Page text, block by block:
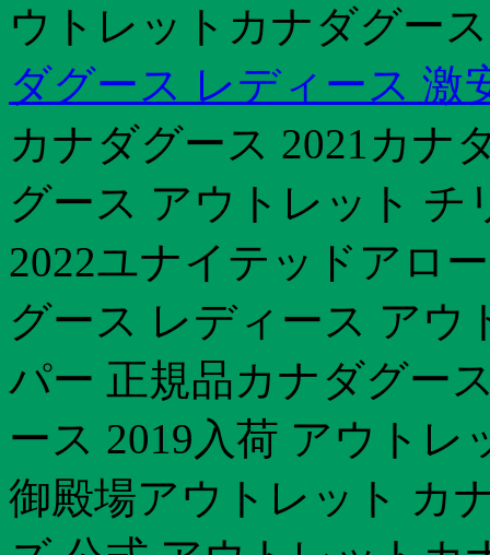
ウトレットカナダグー
ダグース レディース 激
カナダグース 2021カナ
グース アウトレット チ
2022ユナイテッドアロ
グース レディース アウ
パー 正規品カナダグー
ース 2019入荷 アウト
御殿場アウトレット カ